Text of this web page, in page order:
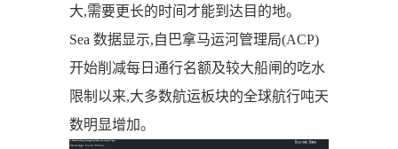
大,需要更长的时间才能到达目的地。
Sea 数据显示,自巴拿马运河管理局(ACP)
开始削减每日通行名额及较大船闸的吃水
限制以来,大多数航运板块的全球航行吨天
数明显增加。